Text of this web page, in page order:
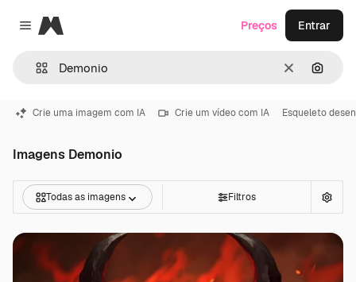
Close menu
Magnific
Limpar
Preços Entrar
Crie uma imagem com IA Crie um vídeo com IA Esqueleto
Imagens Demonio
Todas as imagens Filtros